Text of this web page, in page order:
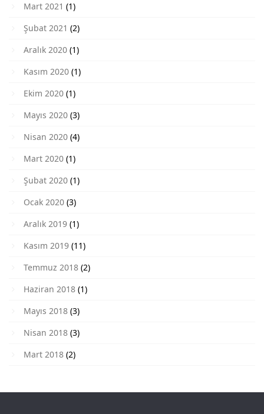
Mart 2021 (1)
Şubat 2021 (2)
Aralık 2020 (1)
Kasım 2020 (1)
Ekim 2020 (1)
Mayıs 2020 (3)
Nisan 2020 (4)
Mart 2020 (1)
Şubat 2020 (1)
Ocak 2020 (3)
Aralık 2019 (1)
Kasım 2019 (11)
Temmuz 2018 (2)
Haziran 2018 (1)
Mayıs 2018 (3)
Nisan 2018 (3)
Mart 2018 (2)